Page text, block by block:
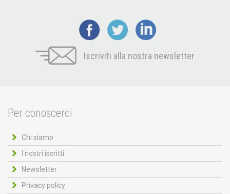
Iscriviti alla nostra newsletter
Per conoscerci
Chi siamo
I nostri iscritti
Newsletter
Privacy policy